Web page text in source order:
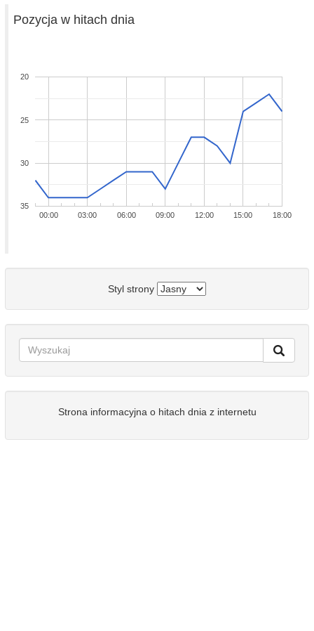
Pozycja w hitach dnia
00:00 03:00 06:00 09:00 12:00 15:00 18:00
20
25
30
35
Styl strony
Strona informacyjna o hitach dnia z internetu